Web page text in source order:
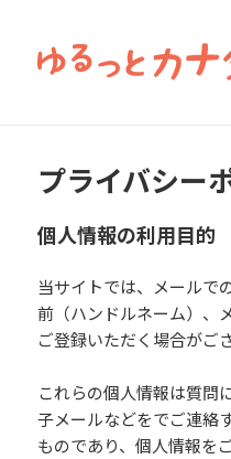
プライバシー
個人情報の利用目的
当サイトでは、メールで
前（ハンドルネーム）、
ご登録いただく場合がご
これらの個人情報は質問
子メールなどをでご連絡
ものであり、個人情報を